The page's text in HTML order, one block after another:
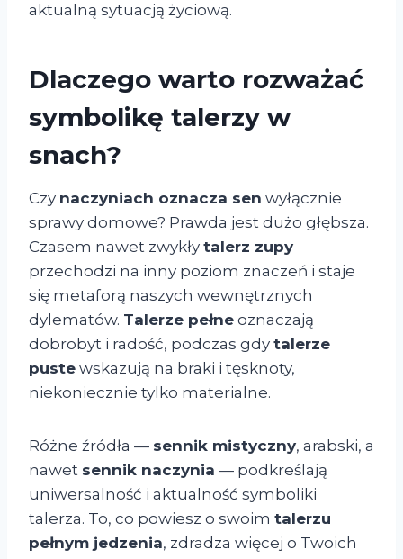
aktualną sytuacją życiową.
Dlaczego warto rozważać
symbolikę talerzy w
snach?
Czy naczyniach oznacza sen wyłącznie
sprawy domowe? Prawda jest dużo głębsza.
Czasem nawet zwykły talerz zupy
przechodzi na inny poziom znaczeń i staje
się metaforą naszych wewnętrznych
dylematów. Talerze pełne oznaczają
dobrobyt i radość, podczas gdy talerze
puste wskazują na braki i tęsknoty,
niekoniecznie tylko materialne.
Różne źródła — sennik mistyczny, arabski, a
nawet sennik naczynia — podkreślają
uniwersalność i aktualność symboliki
talerza. To, co powiesz o swoim talerzu
pełnym jedzenia, zdradza więcej o Twoich